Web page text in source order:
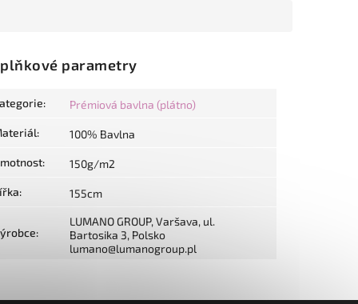
parametry
: Prémiová bavlna (plátno)
: 100% Bavlna
: 150g/m2
: 155cm
:
LUMANO GROUP, Varšava, ul.
Bartosika 3, Polsko
lumano@lumanogroup.pl